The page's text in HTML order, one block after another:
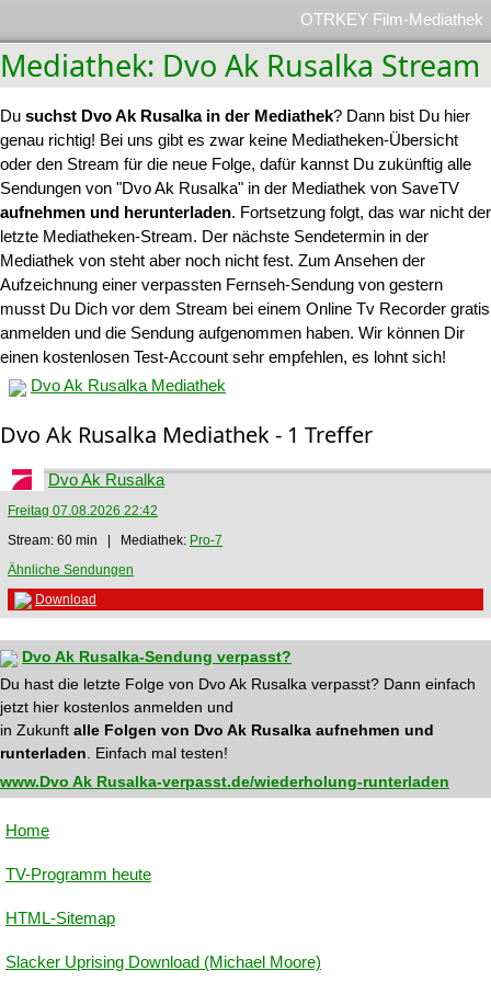
OTRKEY Film-Mediathek
Mediathek: Dvo Ak Rusalka Stream
Du suchst Dvo Ak Rusalka in der Mediathek? Dann bist Du hier
genau richtig! Bei uns gibt es zwar keine Mediatheken-Übersicht
oder den Stream für die neue Folge, dafür kannst Du zukünftig alle
Sendungen von "Dvo Ak Rusalka" in der Mediathek von SaveTV
aufnehmen und herunterladen. Fortsetzung folgt, das war nicht der
letzte Mediatheken-Stream. Der nächste Sendetermin in der
Mediathek von steht aber noch nicht fest. Zum Ansehen der
Aufzeichnung einer verpassten Fernseh-Sendung von gestern
musst Du Dich vor dem Stream bei einem Online Tv Recorder gratis
anmelden und die Sendung aufgenommen haben. Wir können Dir
einen kostenlosen Test-Account sehr empfehlen, es lohnt sich!
Dvo Ak Rusalka Mediathek
Dvo Ak Rusalka Mediathek - 1 Treffer
Dvo Ak Rusalka
Freitag 07.08.2026 22:42
Stream: 60 min | Mediathek: Pro-7
Ähnliche Sendungen
Download
Dvo Ak Rusalka-Sendung verpasst?
Du hast die letzte Folge von Dvo Ak Rusalka verpasst? Dann einfach
jetzt hier kostenlos anmelden und
in Zukunft alle Folgen von Dvo Ak Rusalka aufnehmen und
runterladen . Einfach mal testen!
www.Dvo Ak Rusalka-verpasst.de/wiederholung-runterladen
Home
TV-Programm heute
HTML-Sitemap
Slacker Uprising Download (Michael Moore)